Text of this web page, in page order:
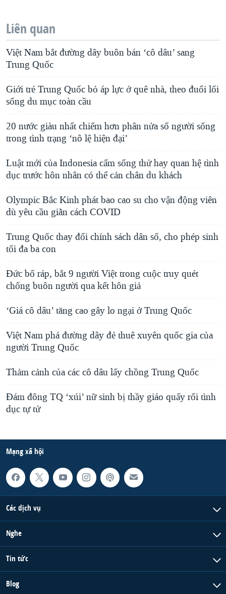
Liên quan
Việt Nam bắt đường dây buôn bán ‘cô dâu’ sang
Trung Quốc
Giới trẻ Trung Quốc bỏ áp lực ở quê nhà, theo đuổi lối
sống du mục toàn cầu
20 nước giàu nhất chiếm hơn phân nửa số người sống
trong tình trạng ‘nô lệ hiện đại’
Luật mới của Indonesia cấm sống thử hay quan hệ tình
dục trước hôn nhân có thể cản chân du khách
Olympic Bắc Kinh phát bao cao su cho vận động viên
dù yêu cầu giãn cách COVID
Trung Quốc thay đổi chính sách dân số, cho phép sinh
tối đa ba con
Đức bố ráp, bắt 9 người Việt trong cuộc truy quét
chống buôn người qua kết hôn giả
‘Giá cô dâu’ tăng cao gây lo ngại ở Trung Quốc
Việt Nam phá đường dây đẻ thuê xuyên quốc gia của
người Trung Quốc
Thảm cảnh của các cô dâu lấy chồng Trung Quốc
Đám đông TQ ‘xúi’ nữ sinh bị thầy giáo quấy rối tình
dục tự tử
Mạng xã hội
Các dịch vụ
Nghe
Tin tức
Blog